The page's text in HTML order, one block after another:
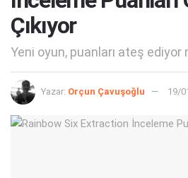
Çıkıyor
Yeni oyun, puanları ateş ediyor
Yazar: Orçun Çavuşoğlu 19/